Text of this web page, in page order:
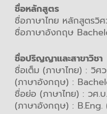
ชื่อหลักสูตร
ชื่อภาษาไทย หลักสูตรวิ
ชื่อภาษาอังกฤษ
ชื่อปริญญาและสาขาวิชา
ชื่อเต็ม (ภาษาไทย) : วิ
(ภาษาอังกฤษ) :
ชื่อย่อ (ภาษาไทย) : วศ.
(ภาษาอังกฤษ) :